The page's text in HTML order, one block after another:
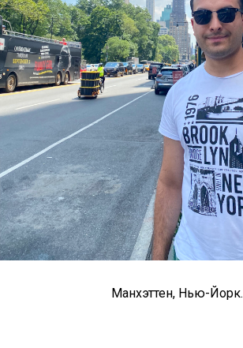
Манхэттен, Нью-Йорк.